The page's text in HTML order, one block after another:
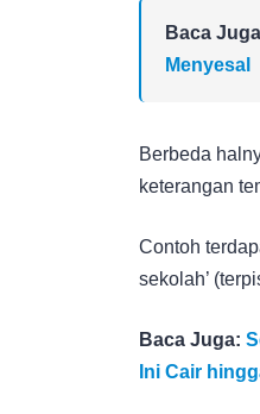
Baca Juga
Menyesal
Berbeda
keterangan
Contoh
sekolah’
Baca Juga:
Ini Cair